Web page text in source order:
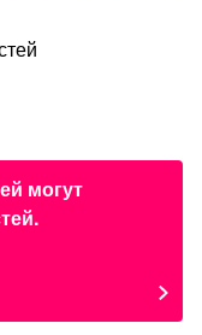
могут